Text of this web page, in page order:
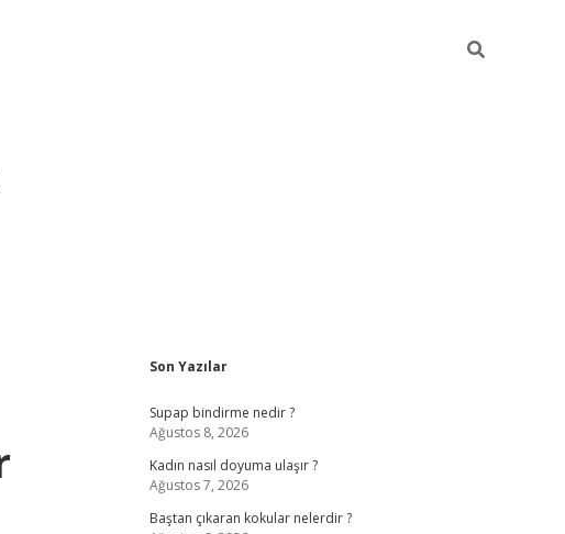
Sidebar
Son Yazılar
Supap bindirme nedir ?
Ağustos 8, 2026
Kadın nasıl doyuma ulaşır ?
Ağustos 7, 2026
Baştan çıkaran kokular nelerdir ?